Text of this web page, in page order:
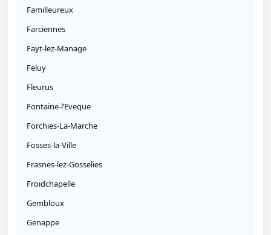
Familleureux
Farciennes
Fayt-lez-Manage
Feluy
Fleurus
Fontaine-l’Eveque
Forchies-La-Marche
Fosses-la-Ville
Frasnes-lez-Gosselies
Froidchapelle
Gembloux
Genappe